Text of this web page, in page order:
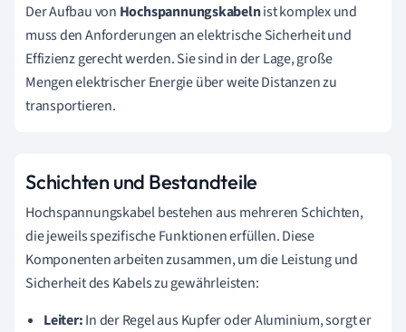
Der Aufbau von Hochspannungskabelnist komplex und
muss den Anforderungen an elektrische Sicherheit und
Effizienz gerecht werden. Sie sind in der Lage, große
Mengen elektrischer Energie über weite Distanzen zu
transportieren.
Schichten und Bestandteile
Hochspannungskabel bestehen aus mehreren Schichten,
die jeweils spezifische Funktionen erfüllen. Diese
Komponenten arbeiten zusammen, um die Leistung und
Sicherheit des Kabels zu gewährleisten:
Leiter:In der Regel aus Kupfer oder Aluminium, sorgt er